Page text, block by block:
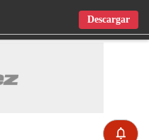
Descargar